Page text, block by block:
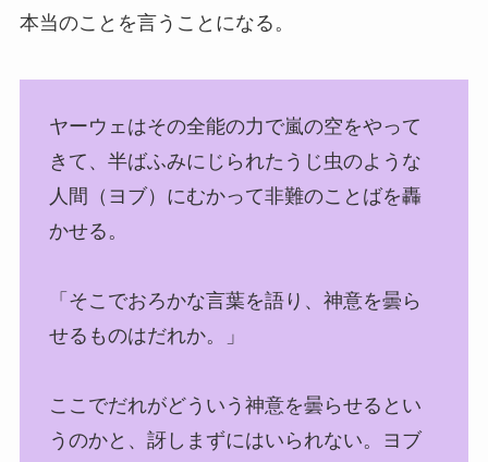
本当のことを言うことになる。
ヤーウェはその全能の力で嵐の空をやって
きて、半ばふみにじられたうじ虫のような
人間（ヨブ）にむかって非難のことばを轟
かせる。
「そこでおろかな言葉を語り、神意を曇ら
せるものはだれか。」
ここでだれがどういう神意を曇らせるとい
うのかと、訝しまずにはいられない。ヨブ